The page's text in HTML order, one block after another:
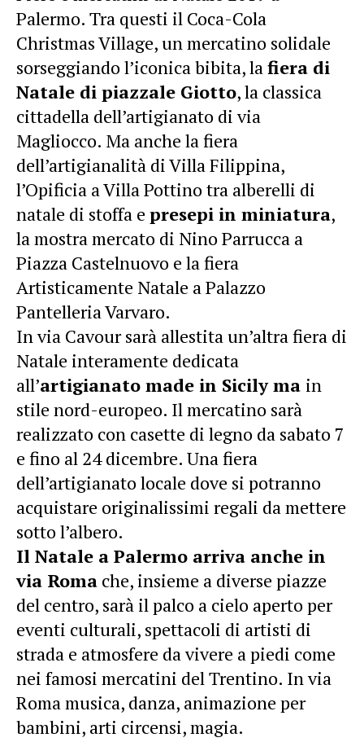
Palermo. Tra questi il Coca-Cola
Christmas Village, un mercatino solidale
sorseggiando l’iconica bibita, lafiera di
Natale di piazzale Giotto, la classica
cittadella dell’artigianato di via
Magliocco. Ma anche la fiera
dell’artigianalità di Villa Filippina,
l’Opificia a Villa Pottino tra alberelli di
natale di stoffa e presepi in miniatura,
la mostra mercato di Nino Parrucca a
Piazza Castelnuovo e la fiera
Artisticamente Natale a Palazzo
Pantelleria Varvaro.
In via Cavour sarà allestita un’altra fiera di
Natale interamente dedicata
all’artigianato made in Sicily ma in
stile nord-europeo. Il mercatino sarà
realizzato con casette di legno da sabato 7
e fino al 24 dicembre. Una fiera
dell’artigianato locale dove si potranno
acquistare originalissimi regali da mettere
sotto l’albero.
Il Natale a Palermo arriva anche in
via Roma che, insieme a diverse piazze
del centro, sarà il palco a cielo aperto per
eventi culturali, spettacoli di artisti di
strada e atmosfere da vivere a piedi come
nei famosi mercatini del Trentino. In via
Roma musica, danza, animazione per
bambini, arti circensi, magia.